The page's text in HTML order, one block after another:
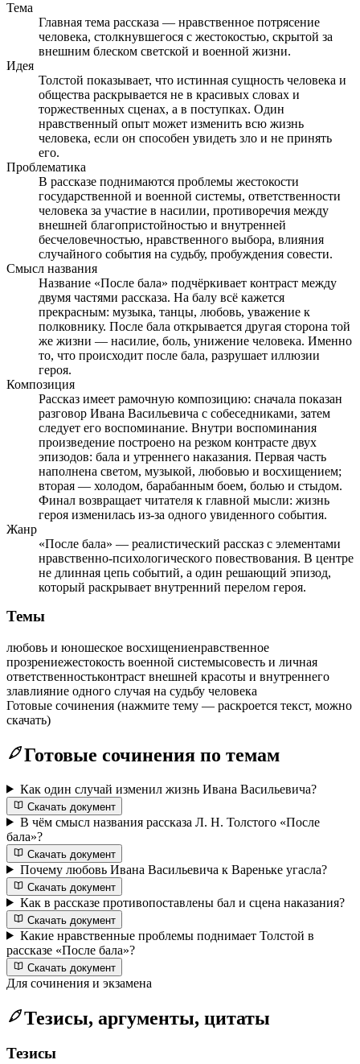
Тема
Главная тема рассказа — нравственное потрясение
человека, столкнувшегося с жестокостью, скрытой за
внешним блеском светской и военной жизни.
Идея
Толстой показывает, что истинная сущность человека и
общества раскрывается не в красивых словах и
торжественных сценах, а в поступках. Один
нравственный опыт может изменить всю жизнь
человека, если он способен увидеть зло и не принять
его.
Проблематика
В рассказе поднимаются проблемы жестокости
государственной и военной системы, ответственности
человека за участие в насилии, противоречия между
внешней благопристойностью и внутренней
бесчеловечностью, нравственного выбора, влияния
случайного события на судьбу, пробуждения совести.
Смысл названия
Название «После бала» подчёркивает контраст между
двумя частями рассказа. На балу всё кажется
прекрасным: музыка, танцы, любовь, уважение к
полковнику. После бала открывается другая сторона той
же жизни — насилие, боль, унижение человека. Именно
то, что происходит после бала, разрушает иллюзии
героя.
Композиция
Рассказ имеет рамочную композицию: сначала показан
разговор Ивана Васильевича с собеседниками, затем
следует его воспоминание. Внутри воспоминания
произведение построено на резком контрасте двух
эпизодов: бала и утреннего наказания. Первая часть
наполнена светом, музыкой, любовью и восхищением;
вторая — холодом, барабанным боем, болью и стыдом.
Финал возвращает читателя к главной мысли: жизнь
героя изменилась из-за одного увиденного события.
Жанр
«После бала» — реалистический рассказ с элементами
нравственно-психологического повествования. В центре
не длинная цепь событий, а один решающий эпизод,
который раскрывает внутренний перелом героя.
Темы
любовь и юношеское восхищениенравственное
прозрениежестокость военной системысовесть и личная
ответственностьконтраст внешней красоты и внутреннего
злавлияние одного случая на судьбу человека
Готовые сочинения (нажмите тему — раскроется текст, можно
скачать)
Готовые сочинения по темам
Как один случай изменил жизнь Ивана Васильевича?
Скачать документ
В чём смысл названия рассказа Л. Н. Толстого «После
бала»?
Скачать документ
Почему любовь Ивана Васильевича к Вареньке угасла?
Скачать документ
Как в рассказе противопоставлены бал и сцена наказания?
Скачать документ
Какие нравственные проблемы поднимает Толстой в
рассказе «После бала»?
Скачать документ
Для сочинения и экзамена
Тезисы, аргументы, цитаты
Тезисы